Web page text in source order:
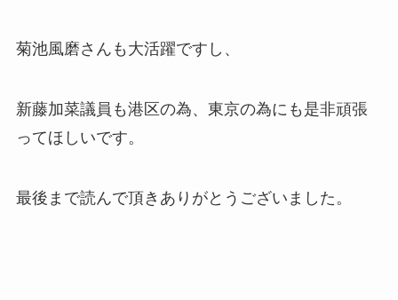
菊池風磨さんも大活躍ですし、
新藤加菜議員も港区の為、東京の為にも是非頑張
ってほしいです。
最後まで読んで頂きありがとうございました。